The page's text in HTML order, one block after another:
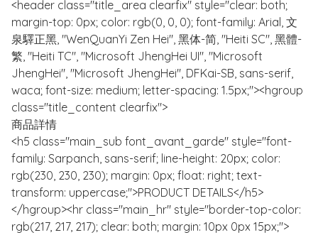
<header class="title_area clearfix" style="clear: both;
margin-top: 0px; color: rgb(0, 0, 0); font-family: Arial, 文
泉驛正黑, "WenQuanYi Zen Hei", 黑体-简, "Heiti SC", 黑體-
繁, "Heiti TC", "Microsoft JhengHei UI", "Microsoft
JhengHei", "Microsoft JhengHei", DFKai-SB, sans-serif,
waca; font-size: medium; letter-spacing: 1.5px;"><hgroup
class="title_content clearfix">
商品詳情
<h5 class="main_sub font_avant_garde" style="font-
family: Sarpanch, sans-serif; line-height: 20px; color:
rgb(230, 230, 230); margin: 0px; float: right; text-
transform: uppercase;">PRODUCT DETAILS</h5>
</hgroup><hr class="main_hr" style="border-top-color:
rgb(217, 217, 217); clear: both; margin: 10px 0px 15px;">